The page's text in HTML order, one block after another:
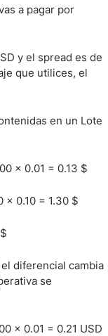
a pagar por
y el spread es de
que utilices, el
en un Lote
x 0.01 = 0.13 $
x 0.10 = 1.30 $
diferencial cambia
se
x 0.01 = 0.21 USD